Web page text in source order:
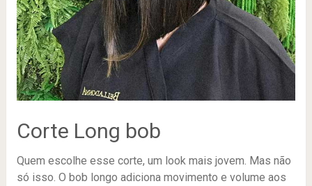
Corte Long bob
Quem escolhe esse corte, um look mais jovem. Mas não
só isso. O bob longo adiciona movimento e volume aos